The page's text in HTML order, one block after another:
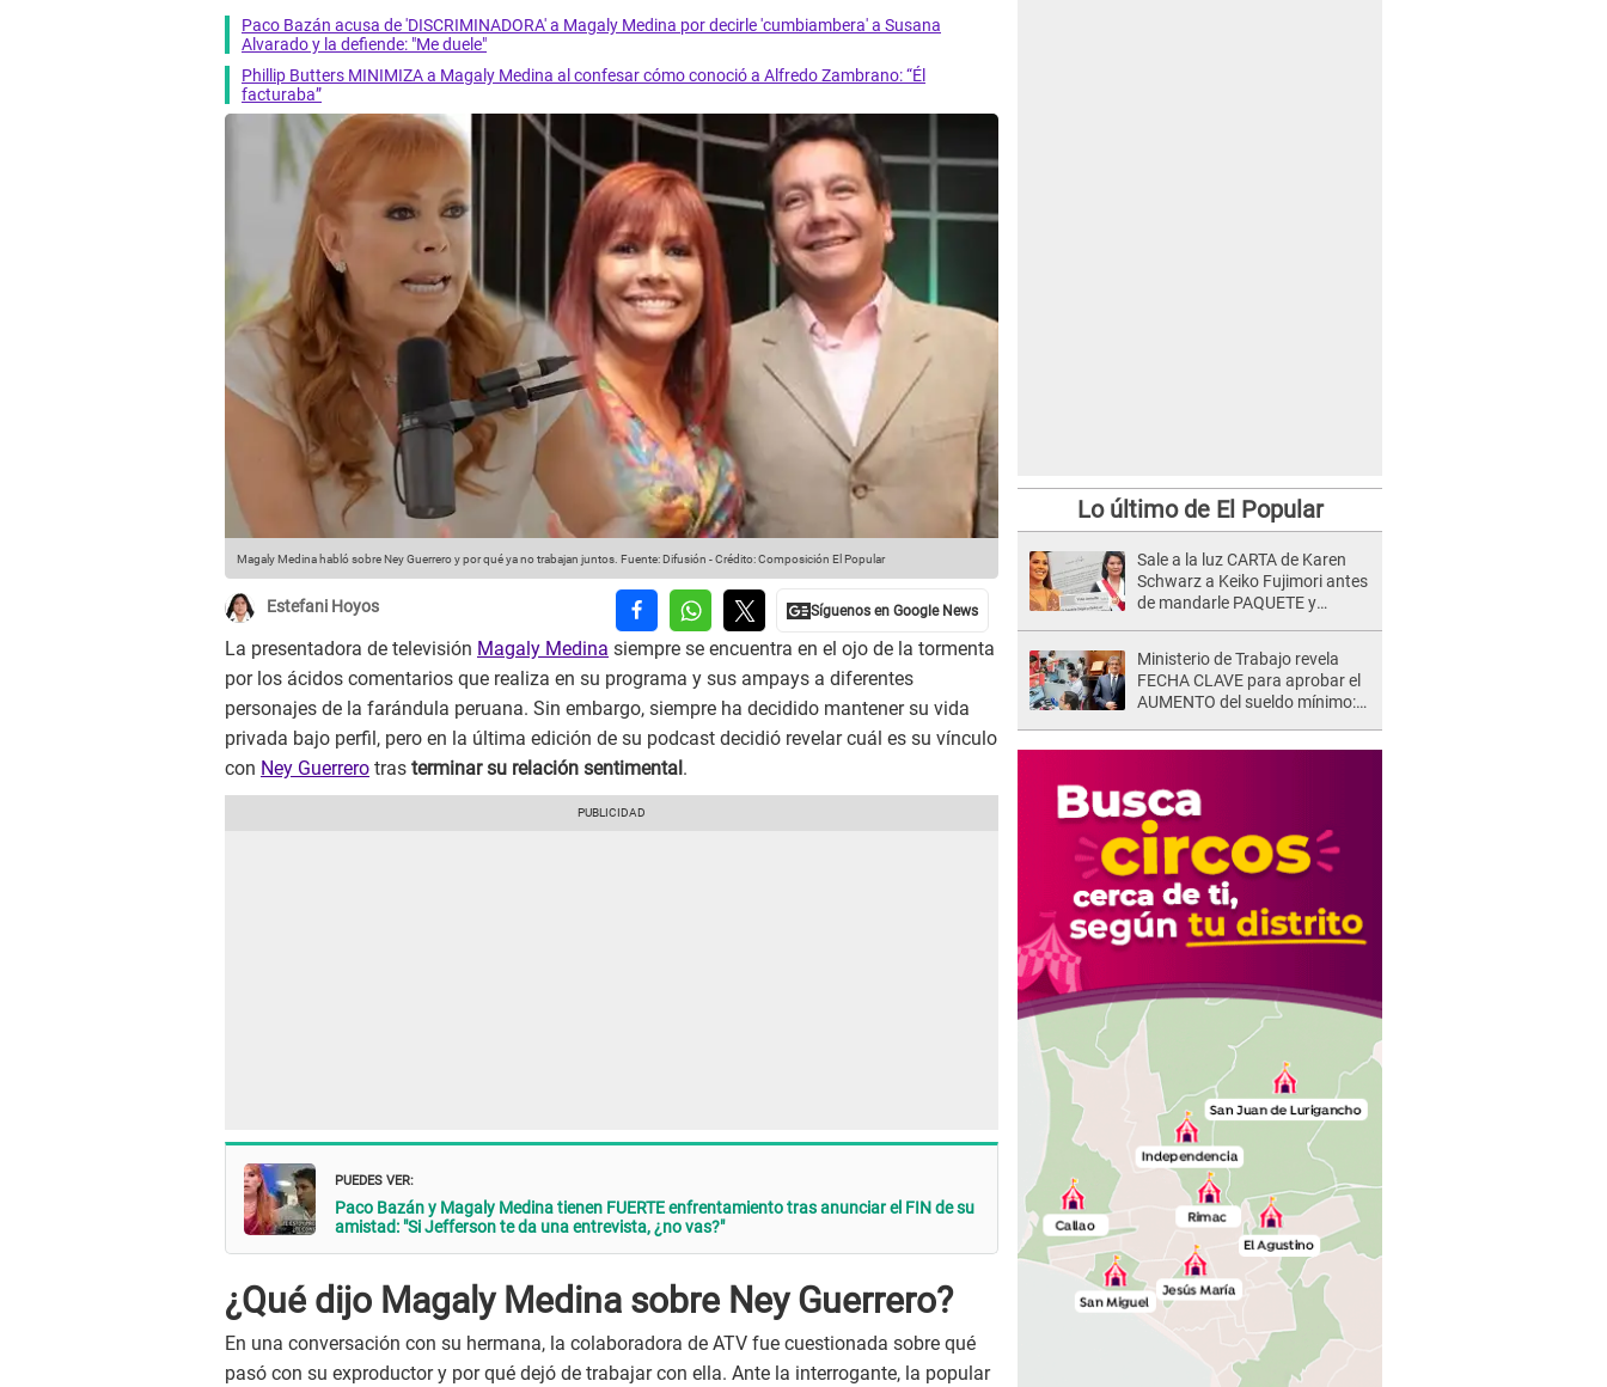
Paco Bazán acusa de 'DISCRIMINADORA' a Magaly Medina por decirle 'cumbiambera' a Susana
Alvarado y la defiende: "Me duele"
Phillip Butters MINIMIZA a Magaly Medina al confesar cómo conoció a Alfredo Zambrano: “Él
facturaba”
Magaly Medina habló sobre Ney Guerrero y por qué ya no trabajan juntos. Fuente: Difusión -Crédito: Composición El Popular
Estefani Hoyos
La presentadora de televisión Magaly Medina siempre se encuentra en el ojo de la tormenta
por los ácidos comentarios que realiza en su programa y sus ampays a diferentes
personajes de la farándula peruana. Sin embargo, siempre ha decidido mantener su vida
privada bajo perfil, pero en la última edición de su podcast decidió revelar cuál es su vínculo
con Ney Guerrero tras terminar su relación sentimental .
PUEDES VER:
Paco Bazán y Magaly Medina tienen FUERTE enfrentamiento tras anunciar el FIN de su
amistad: "Si Jefferson te da una entrevista, ¿no vas?"
¿Qué dijo Magaly Medina sobre Ney Guerrero?
En una conversación con su hermana, la colaboradora de ATV fue cuestionada sobre qué
pasó con su exproductor y por qué dejó de trabajar con ella. Ante la interrogante, la popular
Lo último de El Popular
Sale a la luz CARTA de Karen
Schwarz a Keiko Fujimori antes
de mandarle PAQUETE y
Ministerio de Trabajo revela
FECHA CLAVE para aprobar el
AUMENTO del sueldo mínimo: